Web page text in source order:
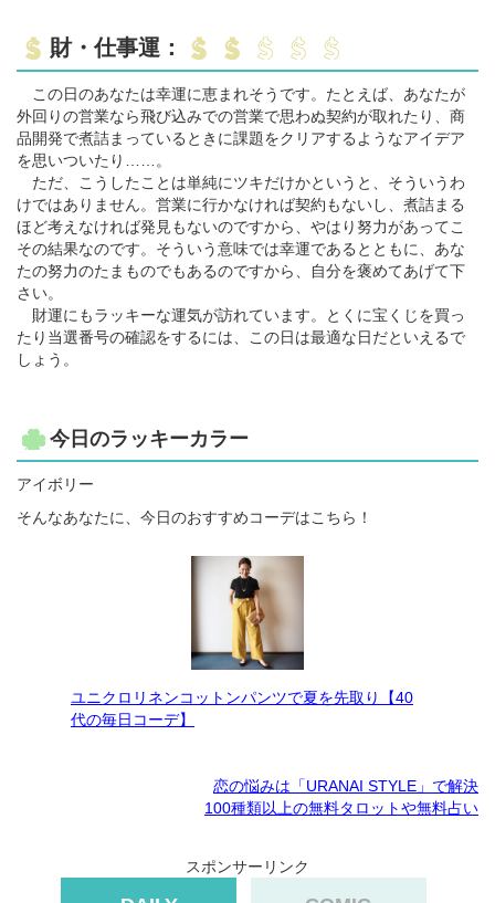
財・仕事運：
この日のあなたは幸運に恵まれそうです。たとえば、あなたが
外回りの営業なら飛び込みでの営業で思わぬ契約が取れたり、商
品開発で煮詰まっているときに課題をクリアするようなアイデア
を思いついたり……。
ただ、こうしたことは単純にツキだけかというと、そういうわ
けではありません。営業に行かなければ契約もないし、煮詰まる
ほど考えなければ発見もないのですから、やはり努力があってこ
その結果なのです。そういう意味では幸運であるとともに、あな
たの努力のたまものでもあるのですから、自分を褒めてあげて下
さい。
財運にもラッキーな運気が訪れています。とくに宝くじを買っ
たり当選番号の確認をするには、この日は最適な日だといえるで
しょう。
今日のラッキーカラー
アイボリー
そんなあなたに、今日のおすすめコーデはこちら！
ユニクロリネンコットンパンツで夏を先取り【40
代の毎日コーデ】
恋の悩みは「URANAI STYLE」で解決
100種類以上の無料タロットや無料占い
スポンサーリンク